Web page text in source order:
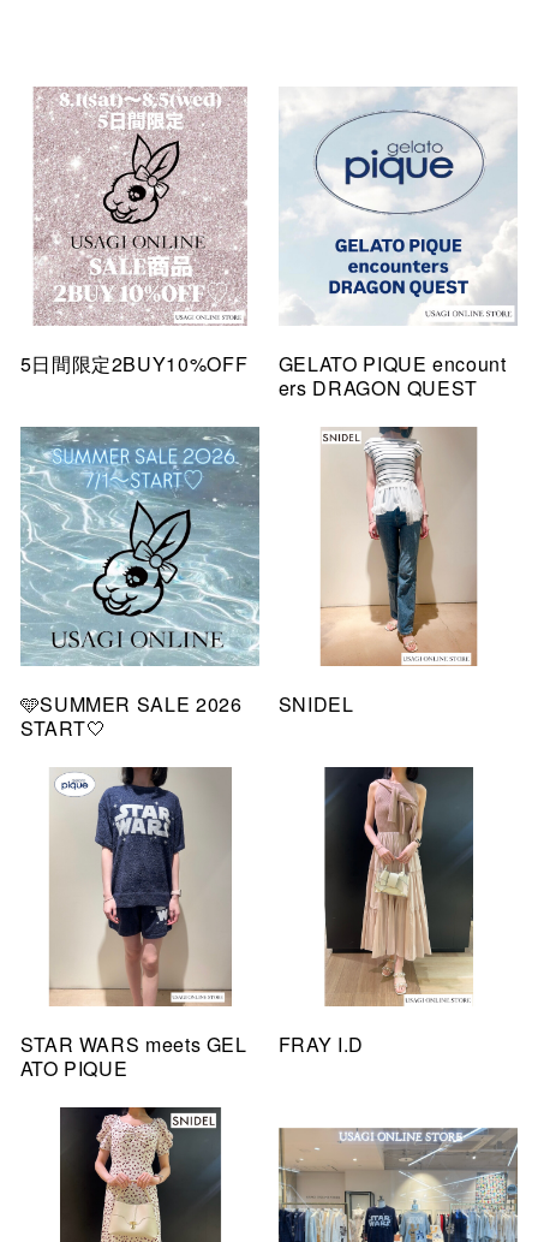
5日間限定2BUY10%OFF
GELATO PIQUE encount
ers DRAGON QUEST
🩵SUMMER SALE 2026
START🤍
SNIDEL
STAR WARS meets GEL
ATO PIQUE
FRAY I.D